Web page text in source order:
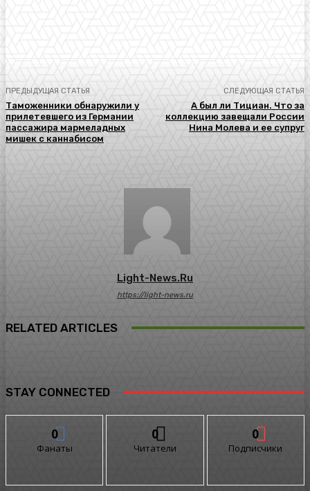
ПРЕДЫДУЩАЯ СТАТЬЯ
Таможенники обнаружили у
прилетевшего из Германии
пассажира мармеладных
мишек с каннабисом
СЛЕДУЮЩАЯ СТАТЬЯ
А был ли Тициан. Что за
коллекцию завещали России
Нина Молева и ее супруг
Light-News.ru
https://light-news.ru
RELATED ARTICLES
STAY CONNECTED
0
Фанаты
0
Читатели
0
Подписчики